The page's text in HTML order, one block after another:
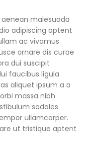
malesuada
adipiscing aptent
ac vivamus
ornare dis curae
dui suscipit
faucibus ligula
aliquet ipsum a a
massa nibh
sodales
ullamcorper.
ut tristique aptent